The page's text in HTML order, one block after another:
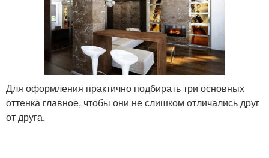
Для оформления практично подбирать три основных
оттенка главное, чтобы они не слишком отличались друг
от друга.